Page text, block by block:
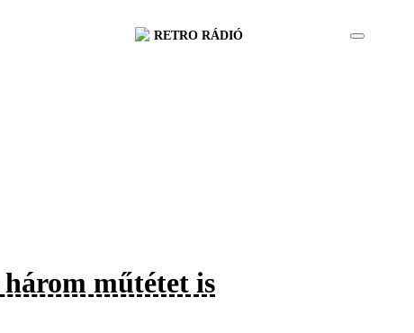
RETRO RÁDIÓ
három műtétet is